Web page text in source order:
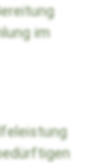
im